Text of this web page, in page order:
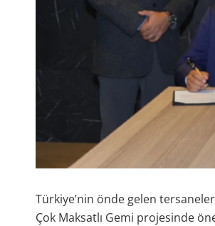
Türkiye’nin önde gelen
Çok Maksatlı Gemi projesinde